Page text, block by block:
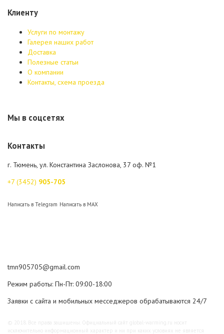
Клиенту
Услуги по монтажу
Галерея наших работ
Доставка
Полезные статьи
О компании
Контакты, схема проезда
Мы в соцсетях
Контакты
г. Тюмень, ул. Константина Заслонова, 37 оф. №1
+7 (3452) 905-705
Написать в Telegram Написать в MAX
tmn905705@gmail.com
Режим работы: Пн-Пт: 09:00-18:00
Заявки с сайта и мобильных месседжеров обрабатываются 24/7